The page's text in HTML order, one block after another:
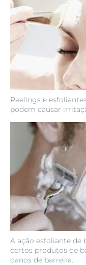
Peelings e
podem causar
A ação esfoliante de
certos produtos de
danos de barreira.